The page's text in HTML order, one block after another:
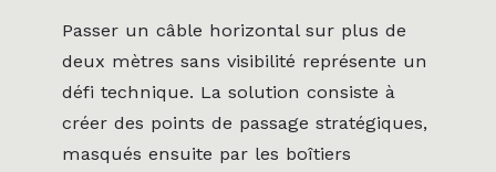
Passer un câble horizontal sur plus de
deux mètres sans visibilité représente un
défi technique. La solution consiste à
créer des points de passage stratégiques,
masqués ensuite par les boîtiers